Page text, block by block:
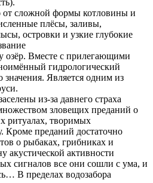
от сложной формы котловины и
плёсы, заливы,
островки и узкие глубокие
озёр. Вместе с прилегающими
гидрологический
значения. Является одним из
из-за давнего страха
зловещих преданий о
ритуалах, творимых
Кроме преданий достаточно
о рыбаках, грибниках и
акустической активности
сигналов все они сошли с ума, и
В пределах водозабора